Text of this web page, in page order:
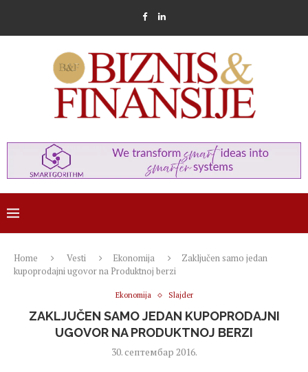
Home Vesti Ekonomija
Zaključen samo jedan
kupoprodajni ugovor na Produktnoj berzi
Ekonomija Slajder
ZAKLJUČEN SAMO JEDAN KUPOPRODAJNI
UGOVOR NA PRODUKTNOJ BERZI
30. септембар 2016.